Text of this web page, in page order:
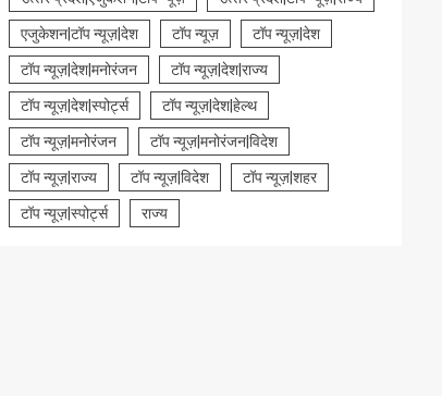
एजुकेशन|टॉप न्यूज़|देश टॉप न्यूज़ टॉप न्यूज़|देश
टॉप न्यूज़|देश|मनोरंजन टॉप न्यूज़|देश|राज्य
टॉप न्यूज़|देश|स्पोर्ट्स टॉप न्यूज़|देश|हेल्थ
टॉप न्यूज़|मनोरंजन टॉप न्यूज़|मनोरंजन|विदेश
टॉप न्यूज़|राज्य टॉप न्यूज़|विदेश टॉप न्यूज़|शहर
टॉप न्यूज़|स्पोर्ट्स राज्य